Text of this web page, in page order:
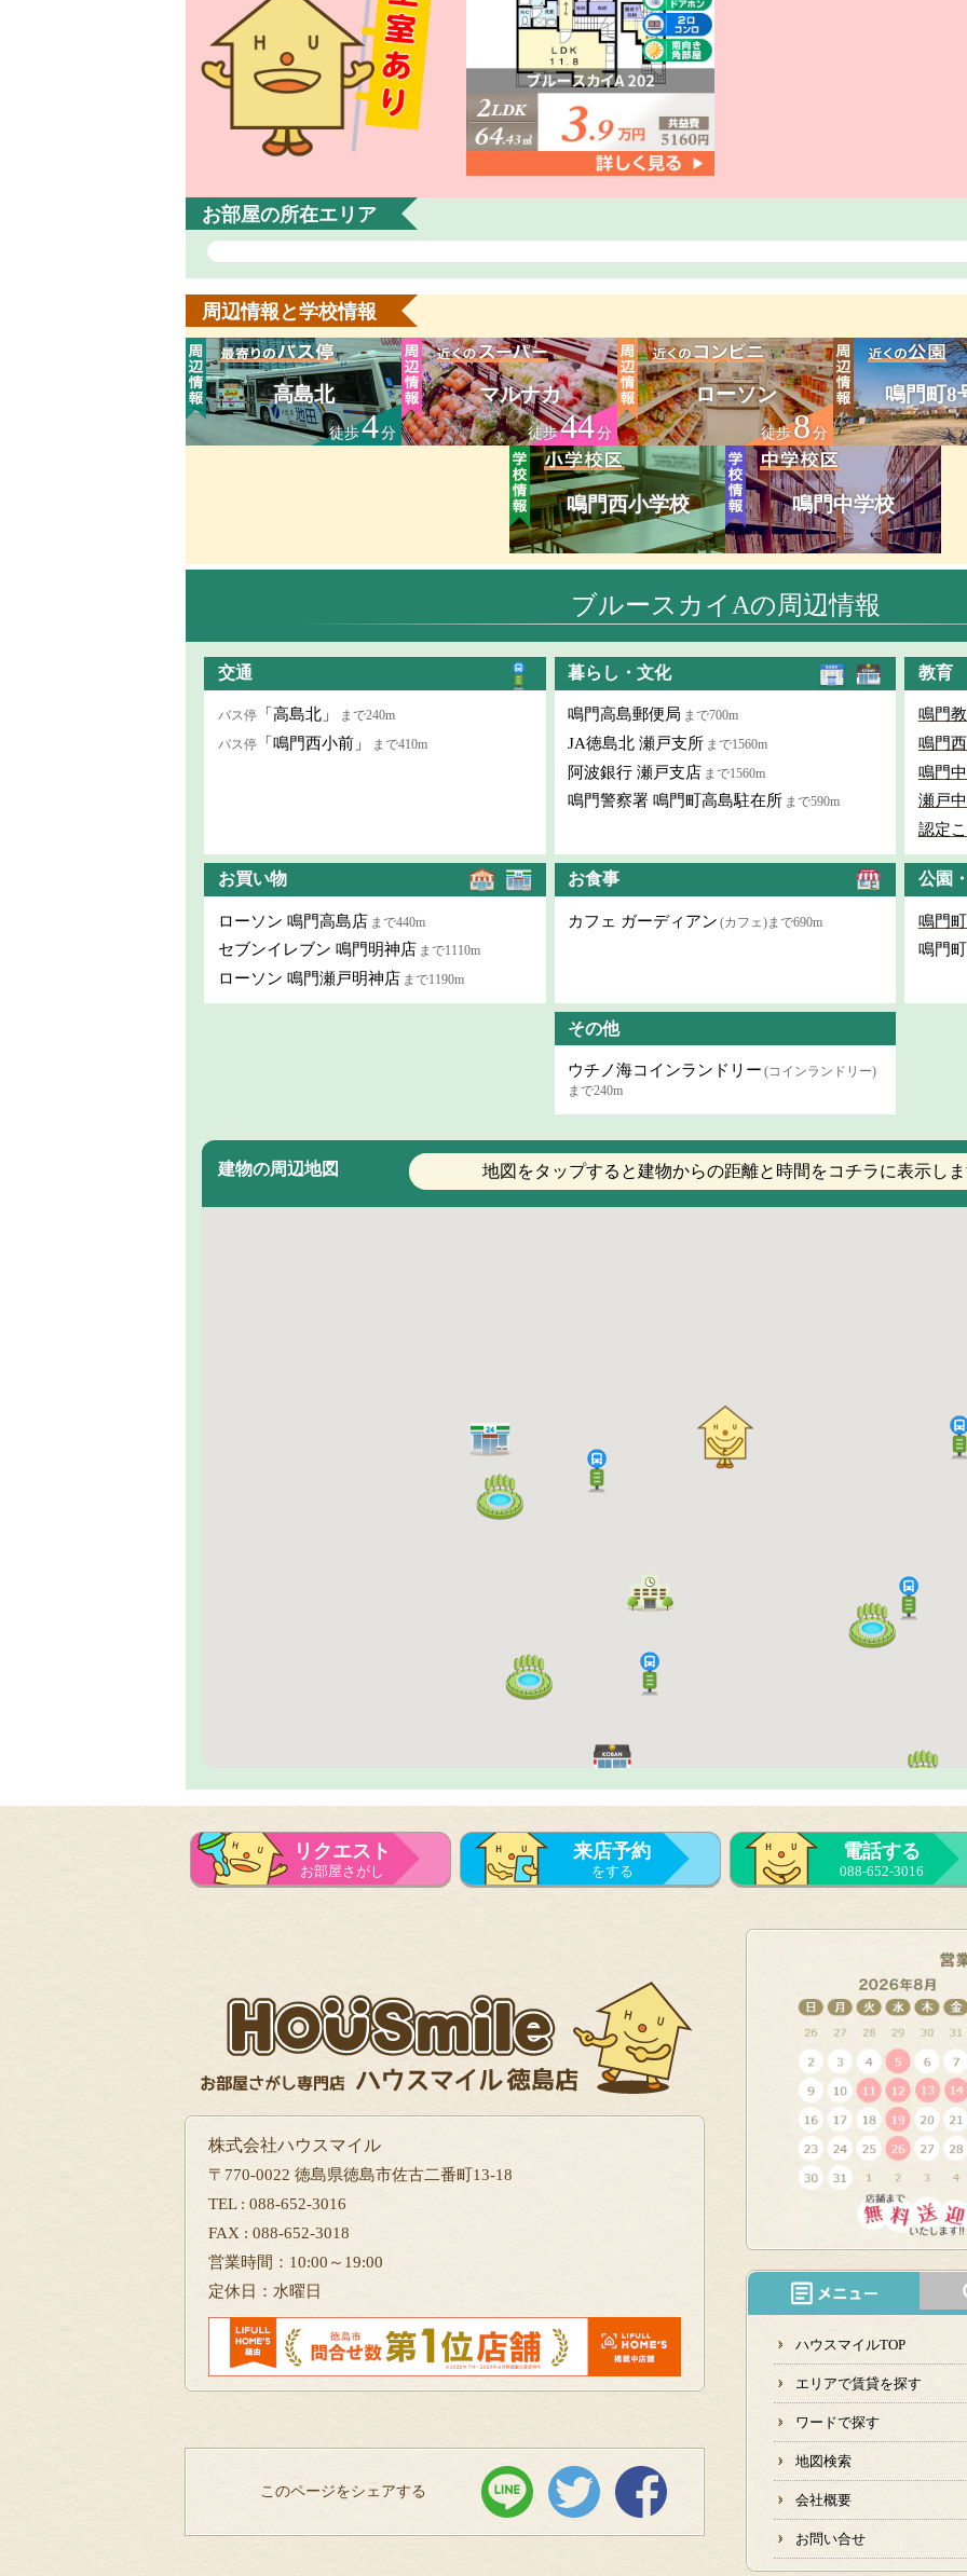
お部屋の所在エリア
周辺情報と学校情報
高島北
徒歩4分
マルナカ
徒歩44分
ローソン
徒歩8分
鳴門町8
鳴門西小学校 鳴門中学校
ブルースカイAの周辺情報
交通
バス停 「高島北」
まで240m
バス停 「鳴門西小前」 まで410m
暮らし・文化
鳴門高島郵便局 まで700m
JA徳島北 瀬戸支所 まで1560m
阿波銀行 瀬戸支店 まで1560m
鳴門警察署 鳴門町高島駐在所 まで590m
教育
鳴門
鳴門
鳴門
瀬戸
認定
お買い物
ローソン 鳴門高島店 まで440m
セブンイレブン 鳴門明神店 まで1110m
ローソン 鳴門瀬戸明神店 まで1190m
お食事
カフェ ガーディアン (カフェ)まで690m
公園
鳴門
鳴門
その他
ウチノ海コインランドリー (コインランドリー)
まで240m
建物の周辺地図 地図をタップすると建物からの距離と時間をコチラに表示し
リクエスト
お部屋さがし
来店予約
をする
電話する
088-652-3016
株式会社ハウスマイル
〒770-0022 徳島県徳島市佐古二番町13-18
TEL : 088-652-3016
FAX : 088-652-3018
営業時間：10:00～19:00
定休日：水曜日
このページをシェアする
ハウスマイルTOP
エリアで賃貸を探す
ワードで探す
地図検索
会社概要
お問い合せ